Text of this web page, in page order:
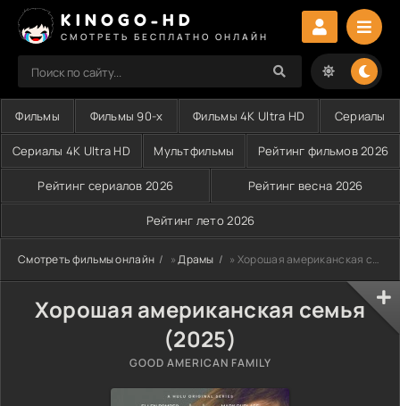
KINOGO-HD
СМОТРЕТЬ БЕСПЛАТНО ОНЛАЙН
Фильмы Фильмы 90-х Фильмы 4K Ultra HD Сериалы
Сериалы 4K Ultra HD Мультфильмы Рейтинг фильмов 2026
Рейтинг сериалов 2026 Рейтинг весна 2026
Рейтинг лето 2026
Смотреть фильмы онлайн »Драмы » Хорошая американская семья (2025)
Хорошая американская семья
(2025)
GOOD AMERICAN FAMILY